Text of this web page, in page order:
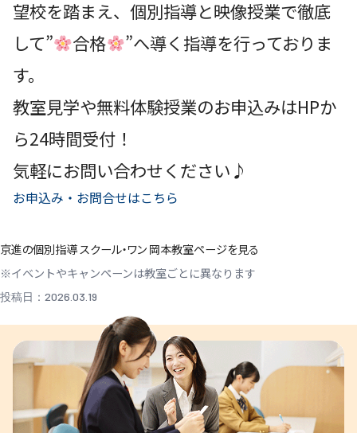
望校を踏まえ、個別指導と映像授業で徹底
して”
合格
”へ導く指導を行っておりま
す。
教室見学や無料体験授業のお申込みはHPか
ら24時間受付！
気軽にお問い合わせください♪
お申込み・お問合せはこちら
京進の個別指導 スクール・ワン 岡本教室ページを見る
※イベントやキャンペーンは教室ごとに異なります
投稿日：2026.03.19